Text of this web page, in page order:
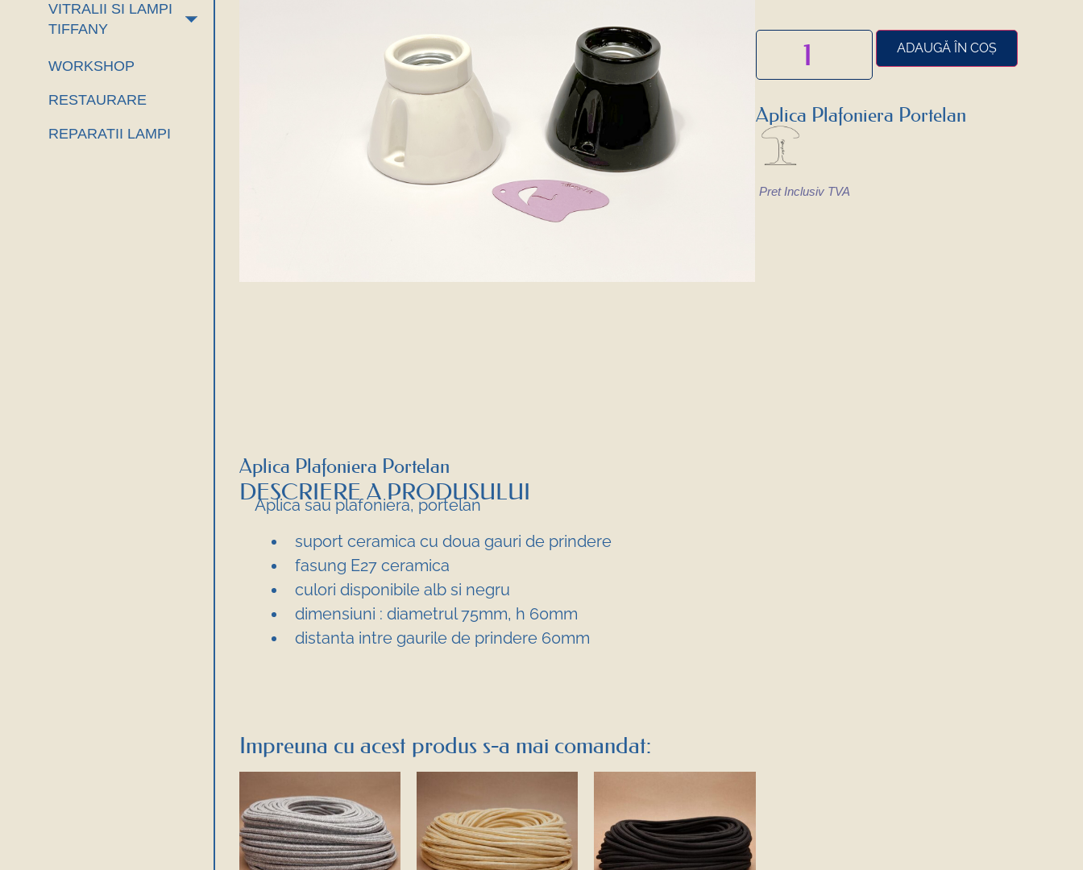
+
VITRALII SI LAMPI
TIFFANY
WORKSHOP
RESTAURARE
REPARATII LAMPI
ADAUGĂ ÎN COȘ
Aplica Plafoniera Portelan
Pret Inclusiv TVA
Aplica Plafoniera Portelan
DESCRIERE A PRODUSULUI
Aplica sau plafoniera, portelan
suport ceramica cu doua gauri de prindere
fasung E27 ceramica
culori disponibile alb si negru
dimensiuni : diametrul 75mm, h 60mm
distanta intre gaurile de prindere 60mm
Impreuna cu acest produs s-a mai comandat: